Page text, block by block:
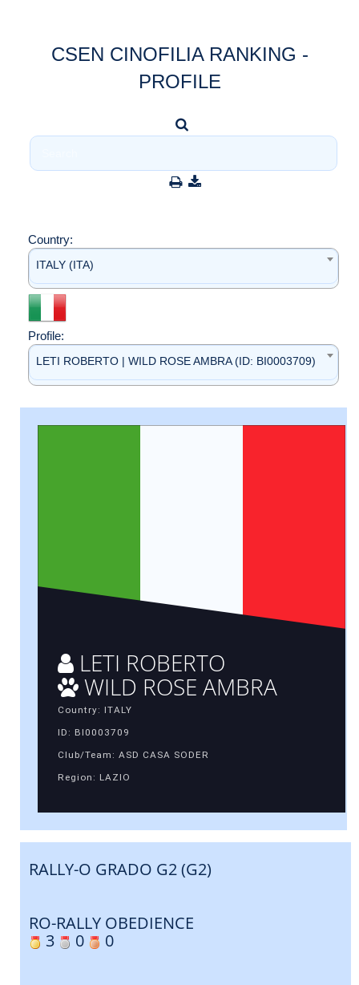
CSEN CINOFILIA RANKING -
PROFILE
Country:
ITALY (ITA)
Profile:
LETI ROBERTO | WILD ROSE AMBRA (ID: BI0003709)
LETI ROBERTO
WILD ROSE AMBRA
Country: ITALY
ID: BI0003709
Club/Team: ASD CASA SODER
Region: LAZIO
RALLY-O GRADO G2 (G2)
RO-RALLY OBEDIENCE
3
0 0